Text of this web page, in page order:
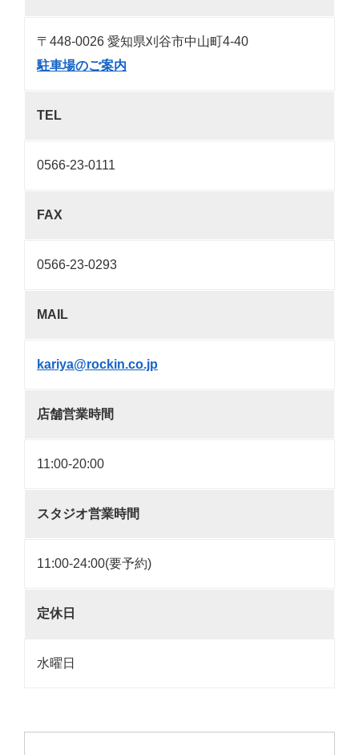
〒448-0026 愛知県刈谷市中山町4-40
駐車場のご案内
TEL
0566-23-0111
FAX
0566-23-0293
MAIL
kariya@rockin.co.jp
店舗営業時間
11:00-20:00
スタジオ営業時間
11:00-24:00(要予約)
定休日
水曜日